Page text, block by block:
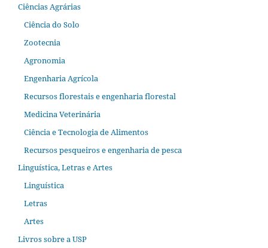
Ciências Agrárias
Ciência do Solo
Zootecnia
Agronomia
Engenharia Agrícola
Recursos florestais e engenharia florestal
Medicina Veterinária
Ciência e Tecnologia de Alimentos
Recursos pesqueiros e engenharia de pesca
Linguística, Letras e Artes
Linguística
Letras
Artes
Livros sobre a USP